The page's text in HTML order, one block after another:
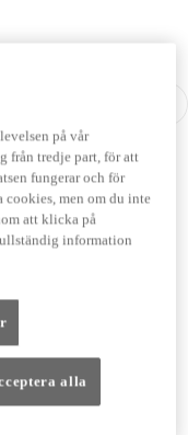
på vår
från tredje part, för att
fungerar och för
cookies, men om du inte
att klicka på
information
alla